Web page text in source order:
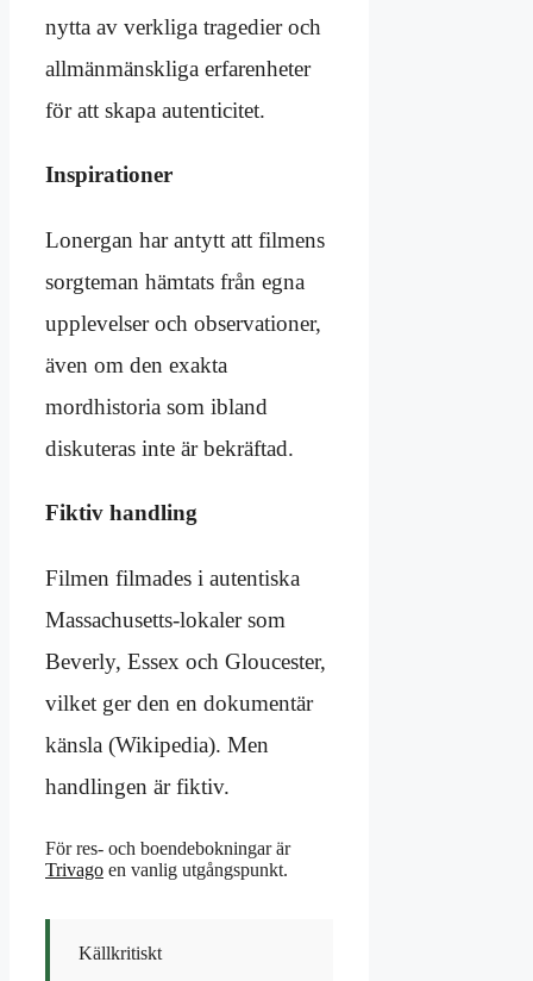
nytta av verkliga tragedier och
allmänmänskliga erfarenheter
för att skapa autenticitet.
Inspirationer
Lonergan har antytt att filmens
sorgteman hämtats från egna
upplevelser och observationer,
även om den exakta
mordhistoria som ibland
diskuteras inte är bekräftad.
Fiktiv handling
Filmen filmades i autentiska
Massachusetts-lokaler som
Beverly, Essex och Gloucester,
vilket ger den en dokumentär
känsla (Wikipedia). Men
handlingen är fiktiv.
För res- och boendebokningar är
Trivago en vanlig utgångspunkt.
Källkritiskt